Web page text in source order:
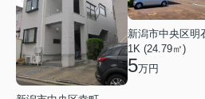
1K (24.79㎡)
5万円